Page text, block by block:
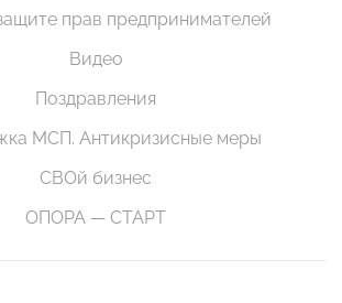
прав предпринимателей
Видео
Поздравления
МСП. Антикризисные меры
СВОй бизнес
ОПОРА — СТАРТ